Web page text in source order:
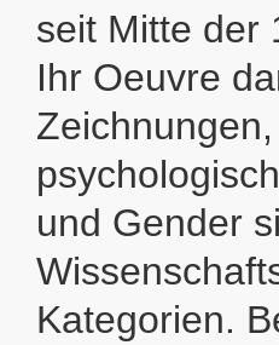
seit Mitte der
Ihr Oeuvre
und Gender
Kategorien.